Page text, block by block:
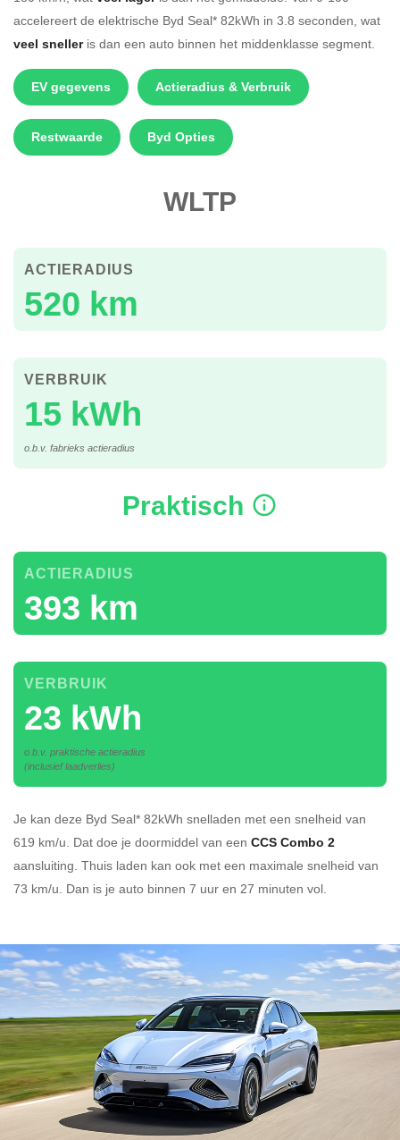
accelereert de elektrische Byd Seal* 82kWh in 3.8 seconden, wat
veel snelleris dan een auto binnen het middenklasse segment.
EV gegevens Actieradius & Verbruik
Restwaarde Byd Opties
WLTP
520 km
ACTIERADIUS
15 kWh
VERBRUIK
o.b.v. fabrieks actieradius
Praktisch
393 km
ACTIERADIUS
23 kWh
VERBRUIK
o.b.v. praktische actieradius
(inclusief laadverlies)
Je kan deze Byd Seal* 82kWh snelladen met een snelheid van
619 km/u. Dat doe je doormiddel van een CCS Combo 2
aansluiting. Thuis laden kan ook met een maximale snelheid van
73 km/u. Dan is je auto binnen 7 uur en 27 minuten vol.